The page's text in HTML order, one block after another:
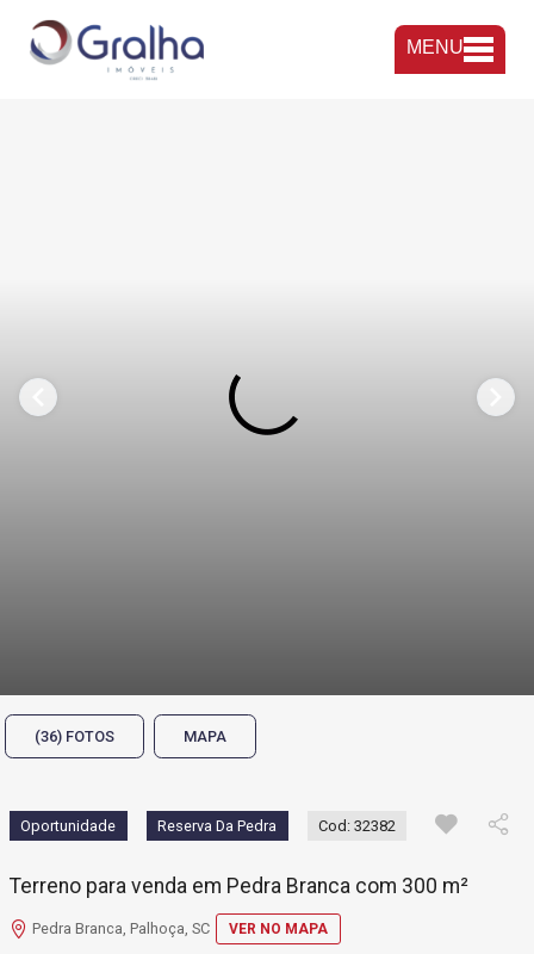
MENU
(36) FOTOS MAPA
Oportunidade Reserva Da Pedra Cod: 32382
Terreno para venda em Pedra Branca com 300 m²
Pedra Branca, Palhoça, SC VER NO MAPA